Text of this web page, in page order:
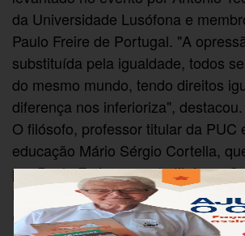
da Universidade Lusófona e
Paulo Freire de Portugal. "A
substituída pela igualdade, todos
do mesmo mundo, tendo direitos
diferença nos inferioriza", destacou.
O filósofo, professor titular da PUC
educação Mário Sérgio Cortella,
por Paulo Freire e o substituiu na
Educação paulistana no governo
(PT), explicou que a pedagogia